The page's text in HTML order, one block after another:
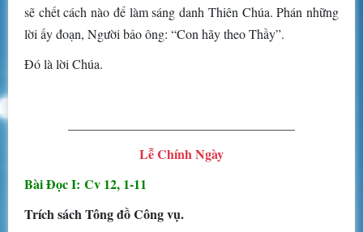
sẽ chết cách nào để làm sáng danh Thiên Chúa. Phán những
lời ấy đoạn, Người bảo ông: “Con hãy theo Thầy”.
Đó là lời Chúa.
Lễ Chính Ngày
Bài Ðọc I: Cv 12, 1-11
Trích sách Tông đồ Công vụ.